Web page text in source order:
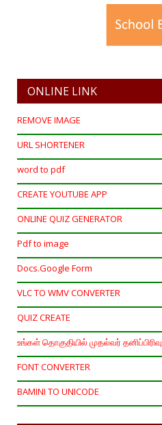
ONLINE LINK
REMOVE IMAGE
URL SHORTENER
word to pdf
CREATE YOUTUBE APP
ONLINE QUIZ GENERATOR
Pdf to image
Docs.Google Form
VLC TO WMV CONVERTER
QUIZ CREATE
உங்கள் தொகுதியில் முதல்வர் தனிப்பிரிவு
FONT CONVERTER
BAMINI TO UNICODE